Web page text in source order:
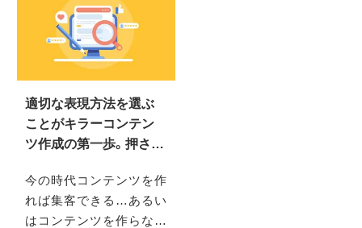
テンツを見直すポイント
をまとめました。
適切な表現方法を選ぶ
ことがキラーコンテン
ツ作成の第一歩。押さえ
今の時代コンテンツを作
れば集客できる…あるい
はコンテンツを作らなけ